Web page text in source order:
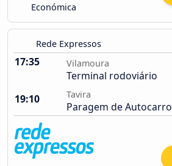
Económica
Rede Expressos
17:35 Vilamoura
Terminal rodoviário
19:10
Tavira
Paragem de Autocarro